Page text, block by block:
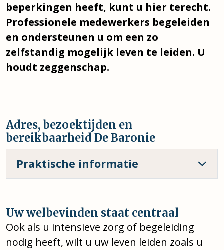
beperkingen heeft, kunt u hier terecht.
Professionele medewerkers begeleiden
en ondersteunen u om een zo
zelfstandig mogelijk leven te leiden. U
houdt zeggenschap.
Adres, bezoektijden en
bereikbaarheid De Baronie
Praktische informatie
Uw welbevinden staat centraal
Ook als u intensieve zorg of begeleiding
nodig heeft, wilt u uw leven leiden zoals u